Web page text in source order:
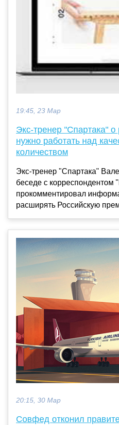
19:45, 23 Мар
Экс-тренер "Спартака"
нужно работать над
количеством
Экс-тренер "Спартака"
беседе с корреспондентом
прокомментировал
расширять Российскую
20:15, 30 Мар
Совфед отконил